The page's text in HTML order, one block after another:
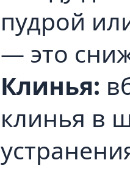
пудрой
— это
Клинья:
клинья в